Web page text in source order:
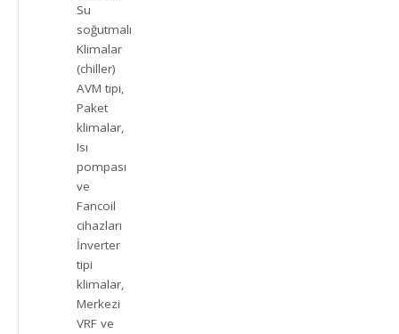
Su
soğutmalı
Klimalar
(chiller)
AVM tipi,
Paket
klimalar,
Isı
pompası
ve
Fancoil
cihazları
İnverter
tipi
klimalar,
Merkezi
VRF ve